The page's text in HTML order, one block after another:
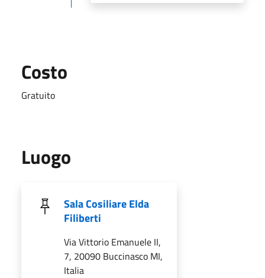
Costo
Gratuito
Luogo
Sala Cosiliare Elda
Filiberti
Via Vittorio Emanuele II,
7, 20090 Buccinasco MI,
Italia